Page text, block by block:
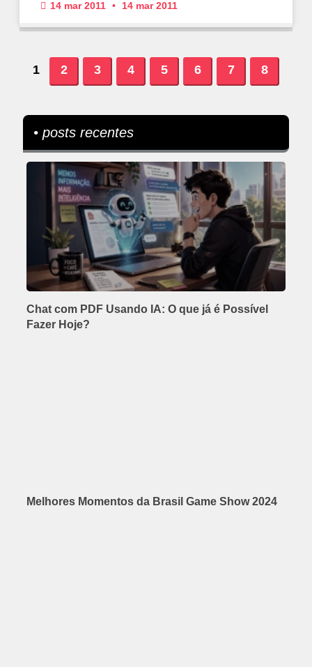
14 mar 2011 14 mar 2011
1 2 3 4 5 6 7 8
• posts recentes
Chat com PDF Usando IA: O que já é Possível
Fazer Hoje?
Melhores Momentos da Brasil Game Show 2024